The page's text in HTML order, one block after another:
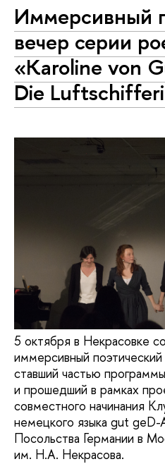
Иммерсивный
вечер серии
«Karoline von
Die
5 октября в Некрасовке
иммерсивный
ставший частью
и прошедший в рамках
совместного начинания
немецкого языка gut geD-
Посольства Германии в
им. Н.А. Некрасова.